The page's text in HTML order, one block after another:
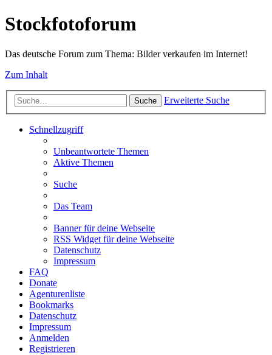
Stockfotoforum
Das deutsche Forum zum Thema: Bilder verkaufen im Internet!
Zum Inhalt
Suche Erweiterte Suche
Schnellzugriff
Unbeantwortete Themen
Aktive Themen
Suche
Das Team
Banner für deine Webseite
RSS Widget für deine Webseite
Datenschutz
Impressum
FAQ
Donate
Agenturenliste
Bookmarks
Datenschutz
Impressum
Anmelden
Registrieren